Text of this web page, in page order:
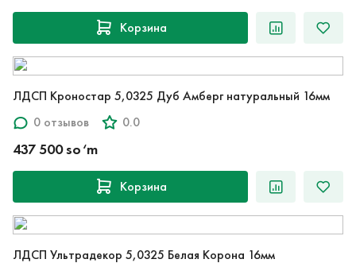
Корзина
ЛДСП Кроностар 5,0325 Дуб Амберг натуральный 16мм
0 отзывов
0.0
437 500 so‘m
Корзина
ЛДСП Ультрадекор 5,0325 Белая Корона 16мм